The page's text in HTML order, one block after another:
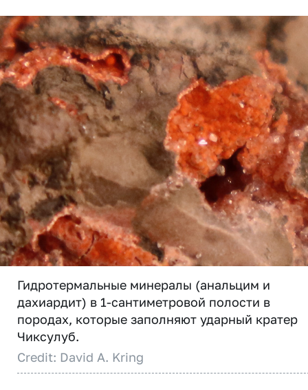
Гидротермальные минералы (анальцим и
дахиардит) в 1-сантиметровой полости в
породах, которые заполняют ударный кратер
Чиксулуб.
Credit: David A. Kring